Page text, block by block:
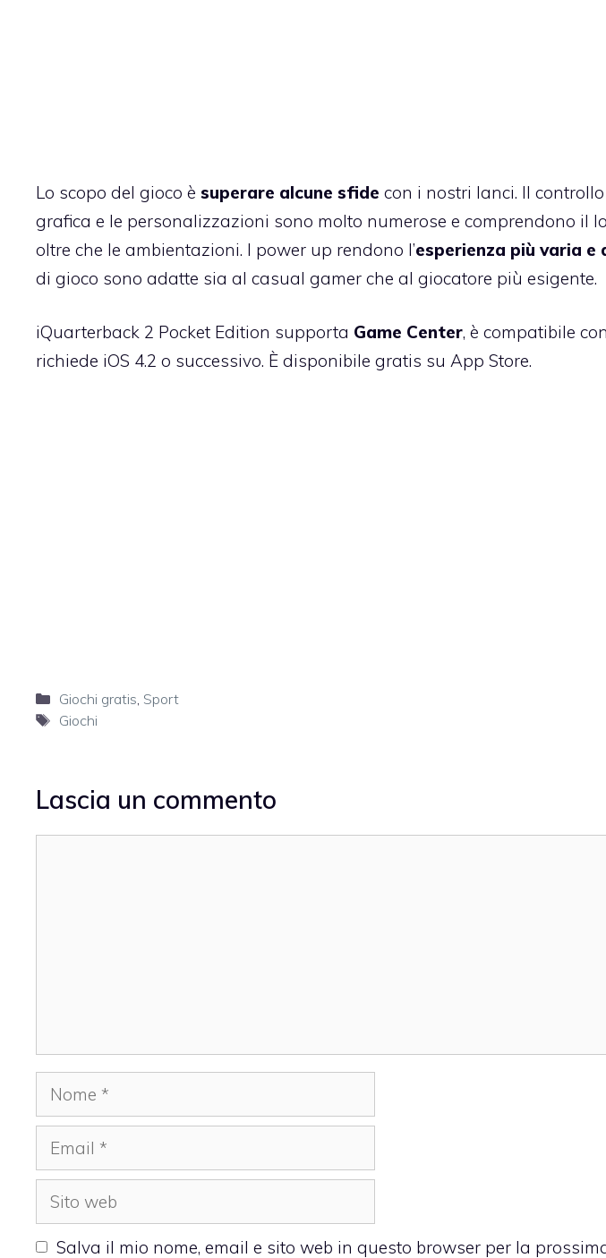
Lo scopo del gioco è superare alcune sfide con i nostri lanci. Il
grafica e le personalizzazioni sono molto numerose e comprendono il
oltre che le ambientazioni. I power up rendono l’esperienza più varia e
di gioco sono adatte sia al casual gamer che al giocatore più esigente.
iQuarterback 2 Pocket Edition supporta Game Center, è compatibile
richiede iOS 4.2 o successivo. È disponibile gratis su App Store.
Categorie
Giochi gratis Sport
Tag
Giochi
Lascia un commento
Nome
Email
Sito
web
Salva il mio nome, email e sito web in questo browser per la